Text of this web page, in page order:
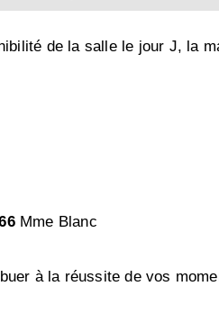
de la salle le jour J, la
Mme Blanc
à la réussite de vos